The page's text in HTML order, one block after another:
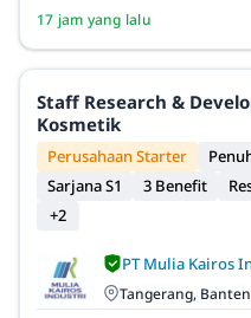
17 jam yang lalu
Staff Research &
Kosmetik
Perusahaan Starter
Sarjana S1
3 Benefit
+2
PT Mulia Kairos
Tangerang, Banten